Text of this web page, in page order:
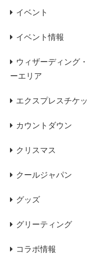
イベント
イベント情報
ウィザーディング
ーエリア
エクスプレスチケッ
カウントダウン
クリスマス
クールジャパン
グッズ
グリーティング
コラボ情報